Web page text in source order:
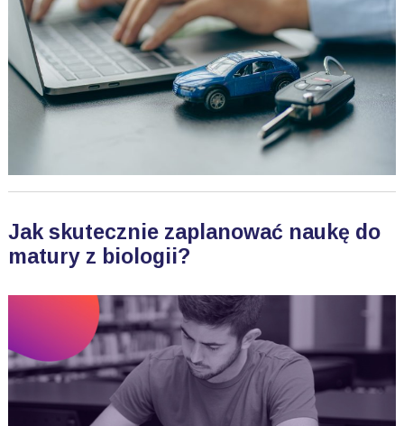
Jak skutecznie zaplanować naukę do
matury z biologii?